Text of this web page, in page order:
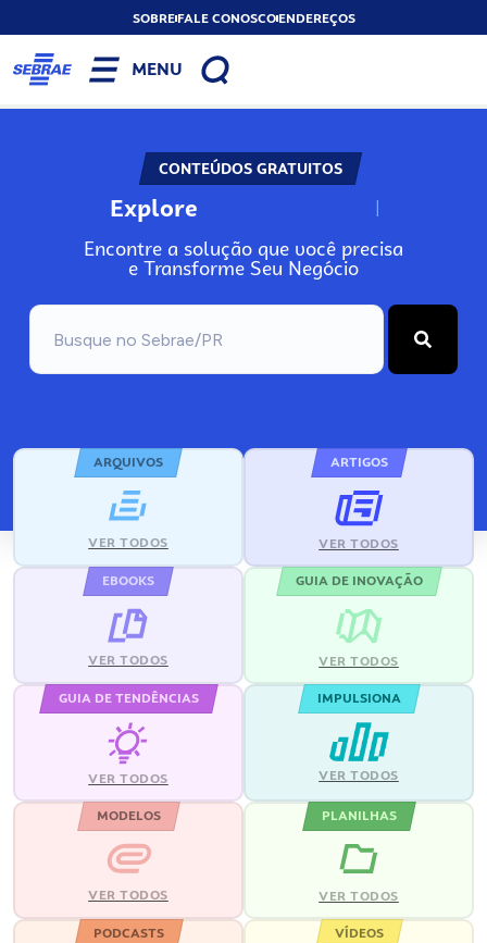
SOBREFALE CONOSCOENDEREÇOS
MENU
CONTEÚDOS GRATUITOS
Explore N
Encontre a solução que você precisa
e Transforme Seu Negócio
ARQUIVOS
VER TODOS
ARTIGOS
VER TODOS
EBOOKS
VER TODOS
GUIA DE INOVAÇÃO
VER TODOS
GUIA DE TENDÊNCIAS
VER TODOS
IMPULSIONA
VER TODOS
MODELOS
VER TODOS
PLANILHAS
VER TODOS
PODCASTS VÍDEOS